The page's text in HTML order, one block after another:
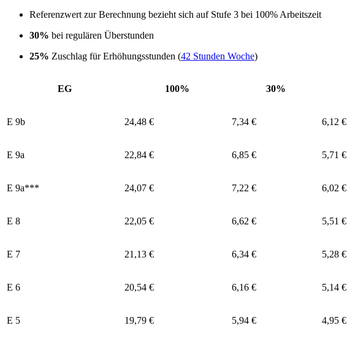
Referenzwert zur Berechnung bezieht sich auf Stufe 3 bei 100% Arbeitszeit
30% bei regulären Überstunden
25% Zuschlag für Erhöhungsstunden (42 Stunden Woche)
EG 100% 30%
E 9b 24,48 € 7,34 € 6,12 €
E 9a 22,84 € 6,85 € 5,71 €
E 9а*** 24,07 € 7,22 € 6,02 €
E 8 22,05 € 6,62 € 5,51 €
E 7 21,13 € 6,34 € 5,28 €
E 6 20,54 € 6,16 € 5,14 €
E 5 19,79 € 5,94 € 4,95 €